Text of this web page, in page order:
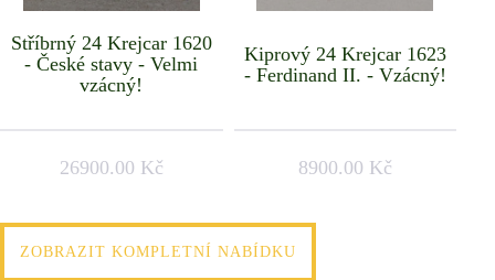
Stříbrný 24 Krejcar 1620
- České stavy - Velmi
vzácný!
26900.00 Kč
Kiprový 24 Krejcar 1623
- Ferdinand II. - Vzácný!
8900.00 Kč
ZOBRAZIT KOMPLETNÍ NABÍDKU